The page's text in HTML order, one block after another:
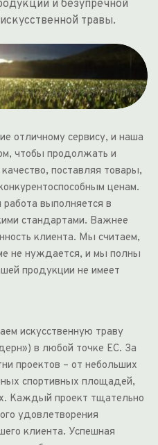
и безупречной
травы.
отличному сервису, и наша
чтобы продолжать и
поставляя товары,
ценам.
выполняется в
стандартами. Важнее
клиента. Мы считаем,
не нуждается, и мы полны
продукции не имеет
искусственную траву
в любой точке ЕС. За
проектов – от небольших
спортивных площадей,
Каждый проект тщательно
удовлетворения
клиента. Успешная